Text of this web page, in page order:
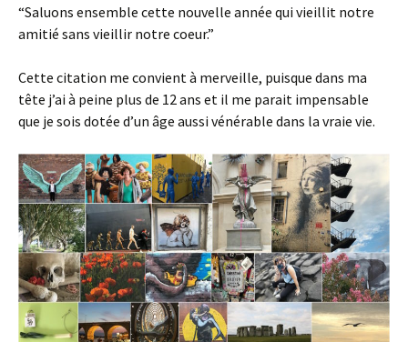
“Saluons ensemble cette nouvelle année qui vieillit notre
amitié sans vieillir notre coeur.”
Cette citation me convient à merveille, puisque dans ma
tête j’ai à peine plus de 12 ans et il me parait impensable
que je sois dotée d’un âge aussi vénérable dans la vraie vie.